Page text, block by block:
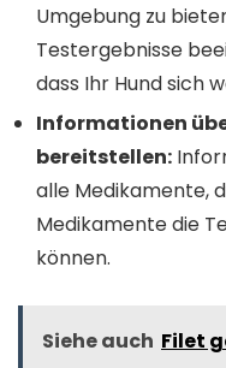
Umgebung zu
Testergebnisse
dass Ihr Hund sich
Informationen
bereitstellen:
alle Medikamente,
Medikamente die
können.
Siehe auch Filet